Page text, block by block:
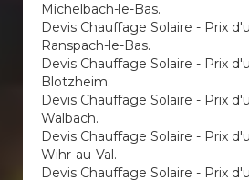
Michelbach-le-Bas.
Devis Chauffage Solaire - Prix
Ranspach-le-Bas.
Devis Chauffage Solaire - Prix
Blotzheim.
Devis Chauffage Solaire - Prix
Walbach.
Devis Chauffage Solaire - Prix
Wihr-au-Val.
Devis Chauffage Solaire - Prix